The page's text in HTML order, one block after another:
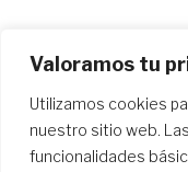
Valoramos tu
Utilizamos cookies
nuestro sitio web.
funcionalidades
Anterior